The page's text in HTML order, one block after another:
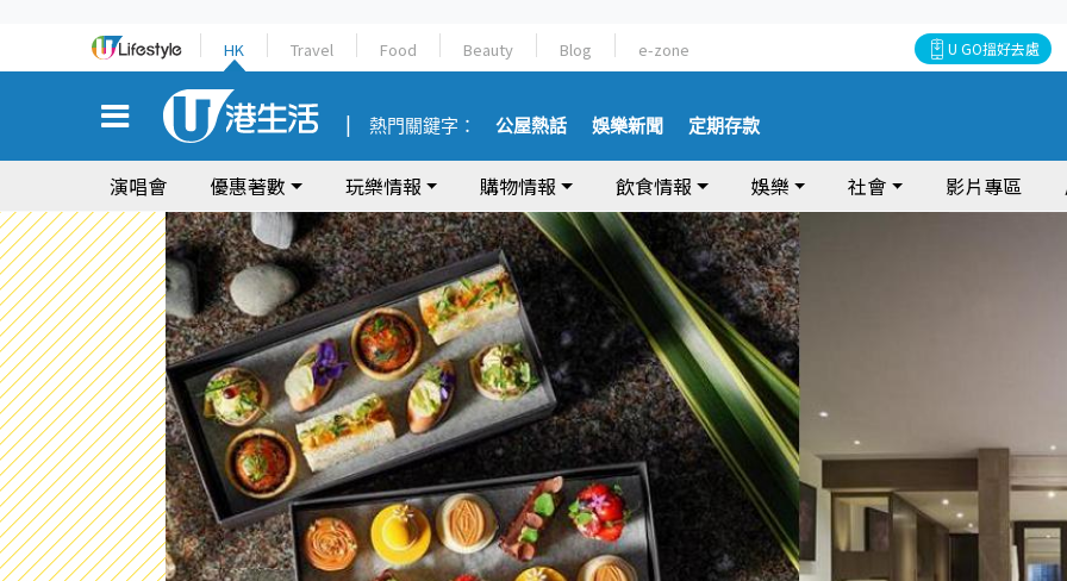
HK Travel Food Beauty Blog e-zone U GO搵好去處
熱門關鍵字： 公屋熱話 娛樂新聞 定期存款
演唱會 優惠著數 玩樂情報 購物情報 飲食情報 娛樂 社會 影片專區